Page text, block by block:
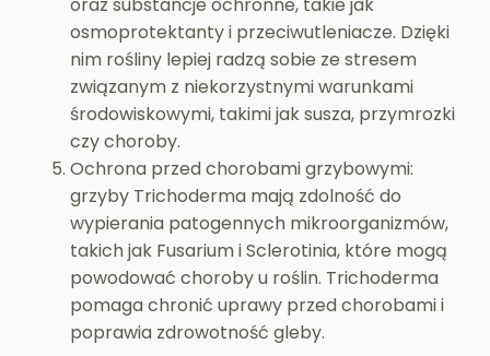
osmoprotektanty i przeciwutleniacze. Dzięki
nim rośliny lepiej radzą sobie ze stresem
związanym z niekorzystnymi warunkami
środowiskowymi, takimi jak susza, przymrozki
czy choroby.
Ochrona przed chorobami grzybowymi:
grzyby Trichoderma mają zdolność do
wypierania patogennych mikroorganizmów,
takich jak Fusarium i Sclerotinia, które mogą
powodować choroby u roślin. Trichoderma
pomaga chronić uprawy przed chorobami i
poprawia zdrowotność gleby.